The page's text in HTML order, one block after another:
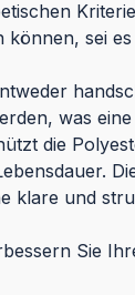
sei
was
die
klare und
Sie